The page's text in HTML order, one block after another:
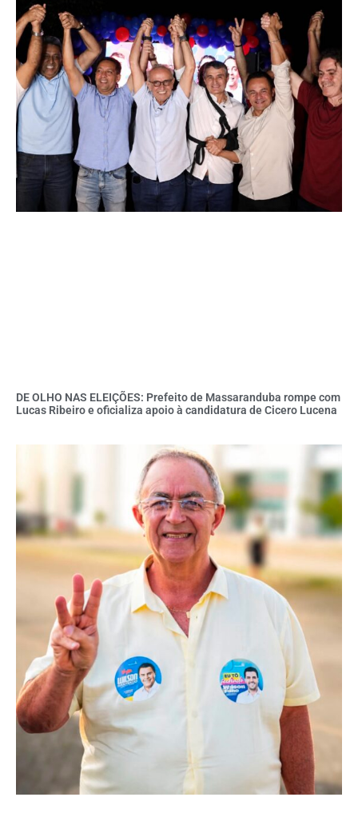
DE OLHO NAS ELEIÇÕES: Prefeito de Massaranduba rompe com
Lucas Ribeiro e oficializa apoio à candidatura de Cicero Lucena